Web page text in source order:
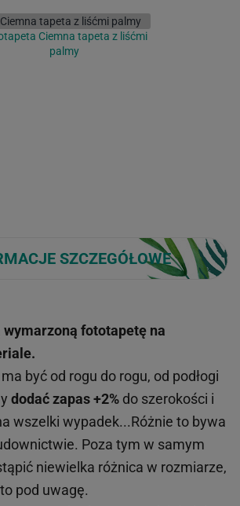
Ciemna tapeta z liśćmi
palmy
SZCZEGÓŁOWE
fototapetę na
być od rogu do rogu, od podłogi
dodać zapas +2% do szerokości i
wszelki wypadek...Różnie to bywa
Poza tym w samym
niewielka różnica w rozmiarze,
pod uwagę.